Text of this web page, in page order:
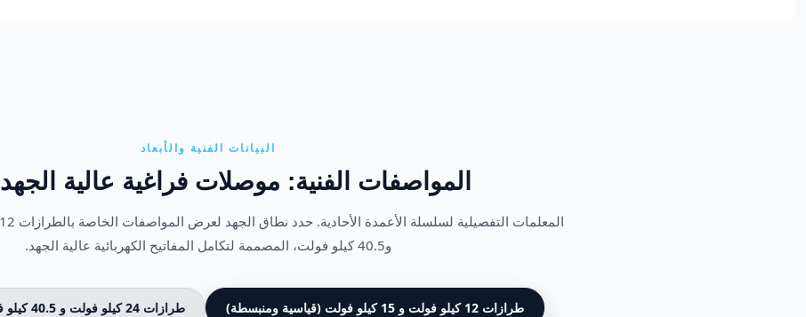
البيانات الفنية والأبعاد
المواصفات الفنية: موصلات فراغية عالية الجهد LCZ
و40.5 كيلو فولت، المصممة لتكامل المفاتيح الكهربائية عالية الجهد.
طرازات 12 كيلو فولت و 15 كيلو فولت (قياسية ومنبسطة) طرازات 24 كيلو فولت و 40.5 كيلو فولت (جهد عالي جدًا)